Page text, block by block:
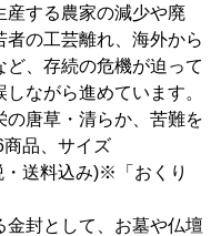
産する農家の減少や廃
の工芸離れ、海外から
、存続の危機が迫って
ながら進めています。
の唐草・清らか、苦難を
品、サイズ
送料込み)※「おくり
金封として、お墓や仏壇